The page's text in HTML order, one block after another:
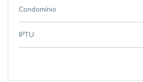
Condomínio
IPTU